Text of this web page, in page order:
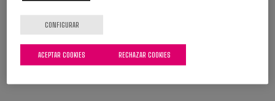
modo de asegurar su cumplimiento en cualquier
circunstancia es hacerlo a través de los denominados
Documentos deVoluntades Anticipadas (DVA).
CONFIGURAR
RECHAZAR COOKIES
ACEPTAR COOKIES